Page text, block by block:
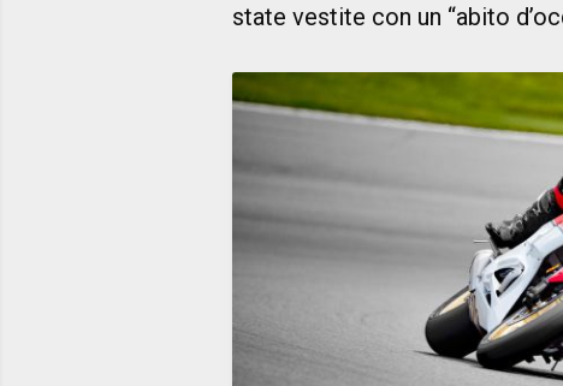
state vestite con un “abito